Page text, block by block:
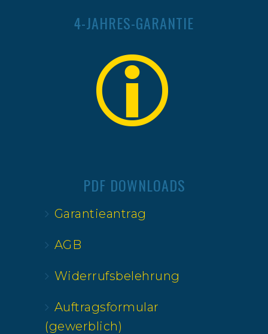
4-JAHRES-GARANTIE
PDF DOWNLOADS
Garantieantrag
AGB
Widerrufsbelehrung
Auftragsformular
(gewerblich)